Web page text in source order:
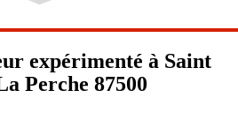
expérimenté à Saint
Perche 87500